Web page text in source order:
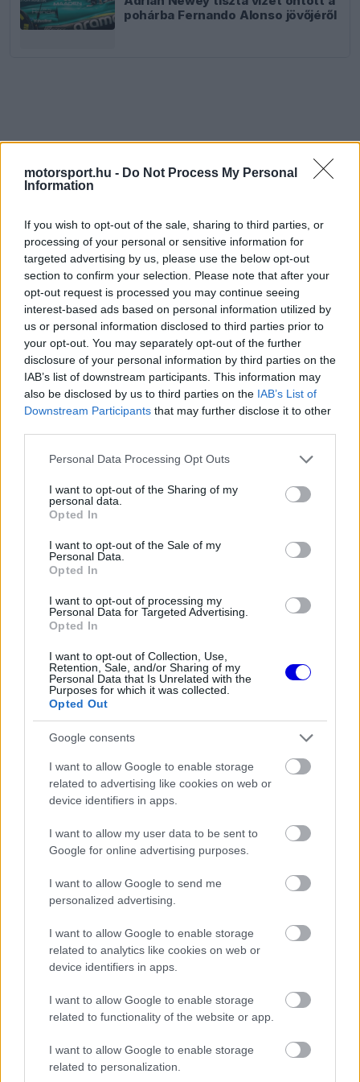
motorsport.hu - Do Not Process My Personal
Information
If you wish to opt-out of the sale, sharing to third parties, or
processing of your personal or sensitive information for
targeted advertising by us, please use the below opt-out
section to confirm your selection. Please note that after your
opt-out request is processed you may continue seeing
interest-based ads based on personal information utilized by
us or personal information disclosed to third parties prior to
your opt-out. You may separately opt-out of the further
disclosure of your personal information by third parties on the
IAB’s list of downstream participants. This information may
also be disclosed by us to third parties on the IAB’s List of
Downstream Participants that may further disclose it to other
Please note that this website/app uses one or more Google
not limited to your visit or usage behaviour. You may click to
grant or deny consent to Google and its third-party tags to
use your data for below specified purposes in below Google
consent section.
Personal Data Processing Opt Outs
I want to opt-out of the Sharing of my
personal data.
Opted In
I want to opt-out of the Sale of my
Personal Data.
Opted In
I want to opt-out of processing my
Personal Data for Targeted Advertising.
Opted In
I want to opt-out of Collection, Use,
Retention, Sale, and/or Sharing of my
Personal Data that Is Unrelated with the
Purposes for which it was collected.
Opted Out
Google consents
I want to allow Google to enable storage
related to advertising like cookies on web or
device identifiers in apps.
I want to allow my user data to be sent to
Google for online advertising purposes.
I want to allow Google to send me
personalized advertising.
I want to allow Google to enable storage
related to analytics like cookies on web or
device identifiers in apps.
I want to allow Google to enable storage
related to functionality of the website or app.
I want to allow Google to enable storage
related to personalization.
pohárba Fernando Alonso jövőjéről
Hamilton nem másodhegedűsnek érkezett
Hamilton nem azért váltott Ferrarira pályafutása
veteránként segítse a csapatot. A hétszeres
világbajnok továbbra is győzni akar, és az első
nehézkesebb ferraris időszak után most már
egyre több jel utal arra, hogy kezd alkalmazkodni
az autóhoz és az istálló működéséhez.
Ez pedig rendkívül veszélyes lehet Leclerc
szempontjából. Hamilton egyik legnagyobb
erőssége ugyanis mindig is az volt, hogy nemcsak
gyors, hanem képes maga köré építeni egy
csapatot. A Mercedesnél hosszú éveken át olyan
befolyással rendelkezett, amely túlmutatott a
pályán nyújtott teljesítményén, és ha ezt a
Ferrarinál is fokozatosan kiépíti, akkor Leclerc
először találhatja magát igazán komoly belső
Leclerc mellett is komoly érvek szólnak